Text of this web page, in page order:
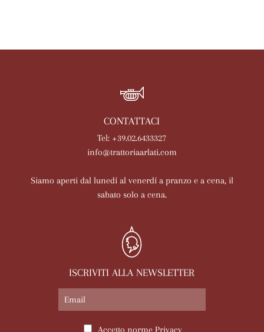
CONTATTACI
Tel: +39.02.6433327
info@trattoriaarlati.com
Siamo aperti dal lunedí al venerdí a pranzo e a cena, il
sabato solo a cena.
ISCRIVITI ALLA NEWSLETTER
Accetto norme Privacy